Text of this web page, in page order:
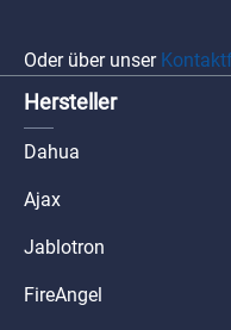
Oder über unser
Hersteller
Dahua
Ajax
Jablotron
FireAngel